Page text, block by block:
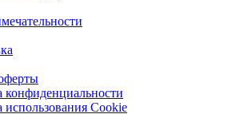
конфиденциальности
Cookie